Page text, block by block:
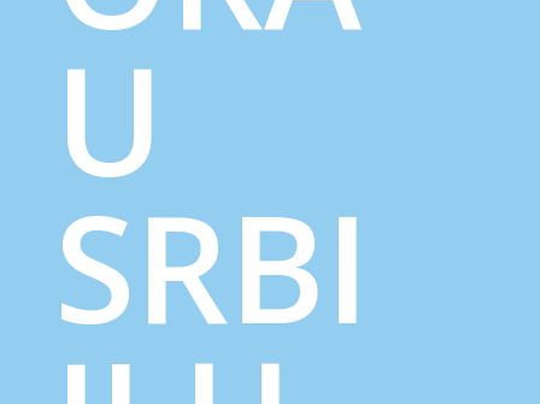
U
SRBI